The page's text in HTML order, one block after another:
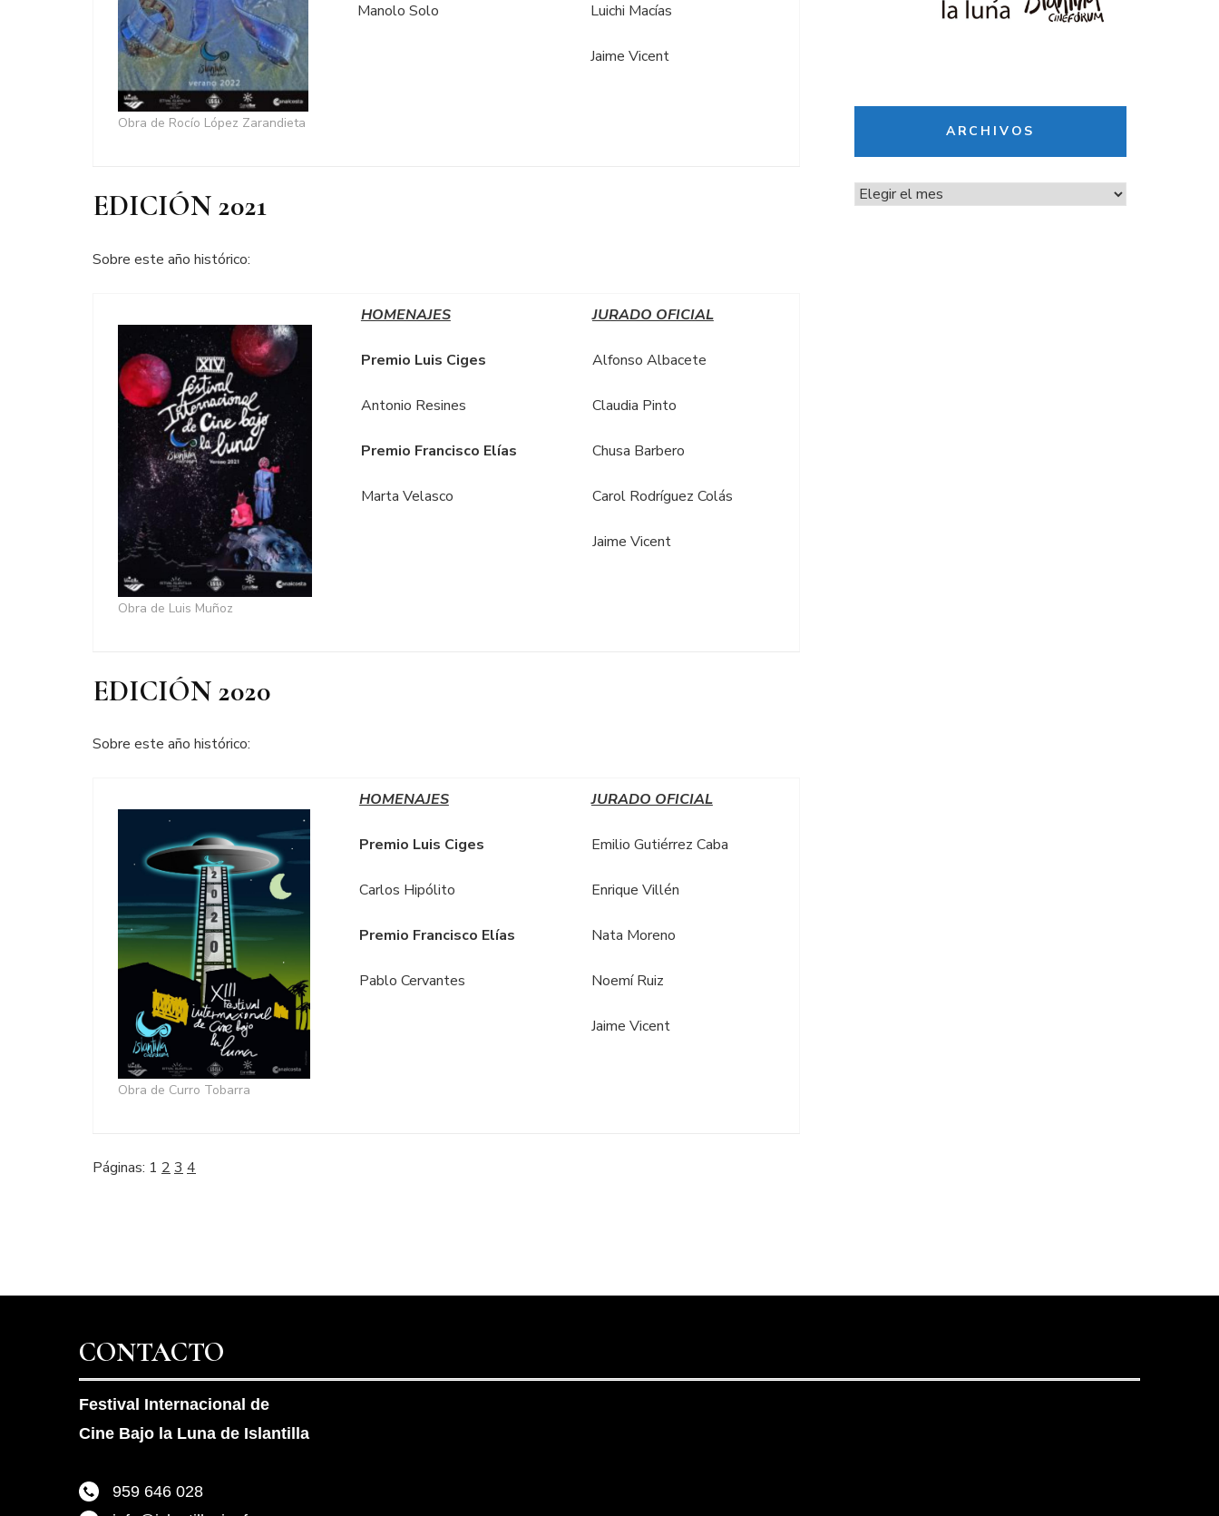
Obra de Rocío López Zarandieta
Manolo Solo Luichi Macías
Jaime Vicent
EDICIÓN 2021
Sobre este año histórico:
Obra de Luis Muñoz
HOMENAJES
Premio Luis Ciges
Antonio Resines
Premio Francisco Elías
Marta Velasco
JURADO OFICIAL
Alfonso Albacete
Claudia Pinto
Chusa Barbero
Carol Rodríguez Colás
Jaime Vicent
EDICIÓN 2020
Sobre este año histórico:
Obra de Curro Tobarra
HOMENAJES
Premio Luis Ciges
Carlos Hipólito
Premio Francisco Elías
Pablo Cervantes
JURADO OFICIAL
Emilio Gutiérrez Caba
Enrique Villén
Nata Moreno
Noemí Ruiz
Jaime Vicent
Páginas: 1 2 3 4
ARCHIVOS
Archivos
CONTACTO
Festival Internacional de
Cine Bajo la Luna de Islantilla
959 646 028